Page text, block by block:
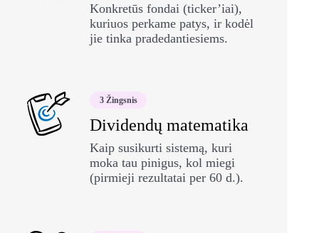
Konkretūs fondai (ticker’iai),
kuriuos perkame patys, ir kodėl
jie tinka pradedantiesiems.
3 Žingsnis
Dividendų matematika
Kaip susikurti sistemą, kuri
moka tau pinigus, kol miegi
(pirmieji rezultatai per 60 d.).